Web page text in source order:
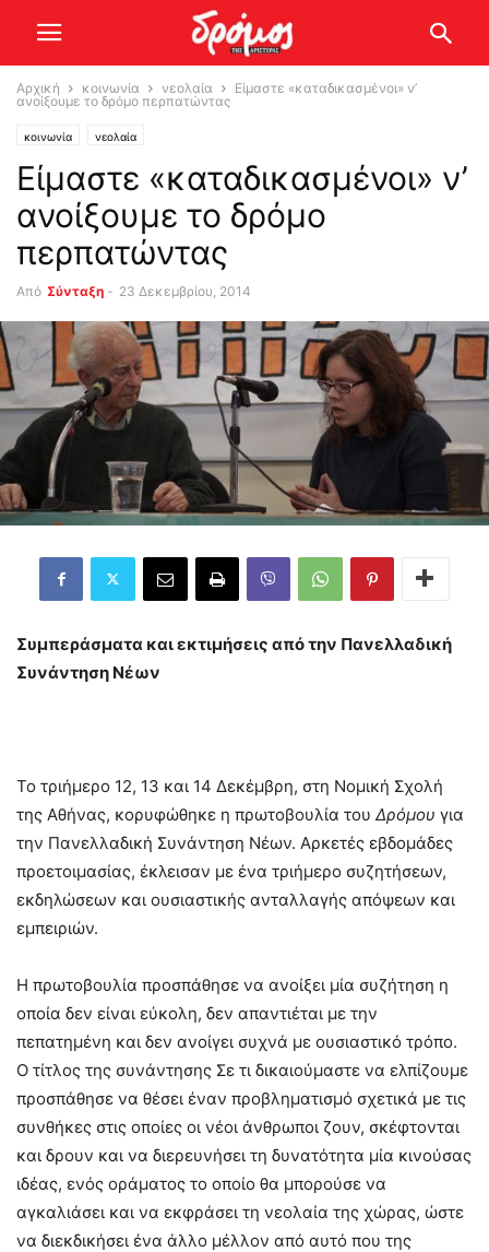
Αρχική κοινωνία νεολαία
Είμαστε «καταδικασμένοι» ν’
ανοίξουμε το δρόμο περπατώντας
κοινωνία νεολαία
Είμαστε «καταδικασμένοι» ν’
ανοίξουμε το δρόμο
περπατώντας
Από Σύνταξη - 23 Δεκεμβρίου, 2014
Συμπεράσματα και εκτιμήσεις από την Πανελλαδική
Συνάντηση Νέων
Το τριήμερο 12, 13 και 14 Δεκέμβρη, στη Νομική Σχολή
της Αθήνας, κορυφώθηκε η πρωτοβουλία του Δρόμου για
την Πανελλαδική Συνάντηση Νέων. Αρκετές εβδομάδες
προετοιμασίας, έκλεισαν με ένα τριήμερο συζητήσεων,
εκδηλώσεων και ουσιαστικής ανταλλαγής απόψεων και
εμπειριών.
Η πρωτοβουλία προσπάθησε να ανοίξει μία συζήτηση η
οποία δεν είναι εύκολη, δεν απαντιέται με την
πεπατημένη και δεν ανοίγει συχνά με ουσιαστικό τρόπο.
Ο τίτλος της συνάντησης Σε τι δικαιούμαστε να ελπίζουμε
προσπάθησε να θέσει έναν προβληματισμό σχετικά με τις
συνθήκες στις οποίες οι νέοι άνθρωποι ζουν, σκέφτονται
και δρουν και να διερευνήσει τη δυνατότητα μία κινούσας
ιδέας, ενός οράματος το οποίο θα μπορούσε να
αγκαλιάσει και να εκφράσει τη νεολαία της χώρας, ώστε
να διεκδικήσει ένα άλλο μέλλον από αυτό που της